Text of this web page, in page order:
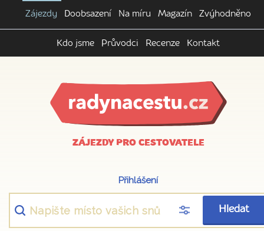
Zájezdy Doobsazení Na míru Magazín Zvýhodněno
Kdo jsme Průvodci Recenze Kontakt
ZÁJEZDY PRO CESTOVATELE
Přihlášení
Hledat